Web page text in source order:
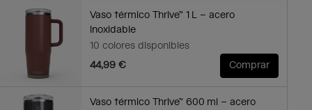
Vaso térmico Thrive™ 1 L – acero
inoxidable
10 colores disponibles
44,99 €
Comprar
Vaso térmico Thrive™ 600 ml – acero